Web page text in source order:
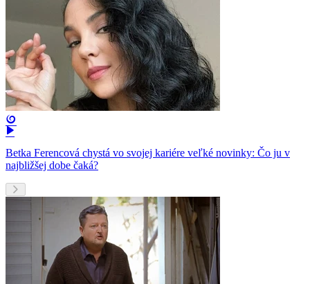
Betka Ferencová chystá vo svojej kariére veľké novinky: Čo ju v
najbližšej dobe čaká?